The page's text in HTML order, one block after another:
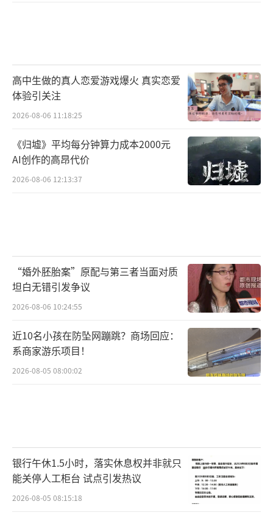
高中生做的真人恋爱游戏爆火 真实恋爱
体验引关注
2026-08-06 11:18:25
《归墟》平均每分钟算力成本2000元
AI创作的高昂代价
2026-08-06 12:13:37
“婚外胚胎案”原配与第三者当面对质
坦白无错引发争议
2026-08-06 10:24:55
近10名小孩在防坠网蹦跳？商场回应：
系商家游乐项目！
2026-08-05 08:00:02
银行午休1.5小时，落实休息权并非就只
能关停人工柜台 试点引发热议
2026-08-05 08:15:18